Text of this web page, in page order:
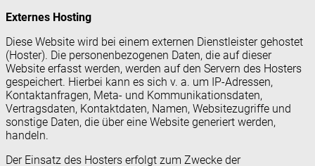
Externes Hosting
Diese Website wird bei einem externen Dienstleister gehostet
(Hoster). Die personenbezogenen Daten, die auf dieser
Website erfasst werden, werden auf den Servern des Hosters
gespeichert. Hierbei kann es sich v. a. um IP-Adressen,
Kontaktanfragen, Meta- und Kommunikationsdaten,
Vertragsdaten, Kontaktdaten, Namen, Websitezugriffe und
sonstige Daten, die über eine Website generiert werden,
handeln.
Der Einsatz des Hosters erfolgt zum Zwecke der